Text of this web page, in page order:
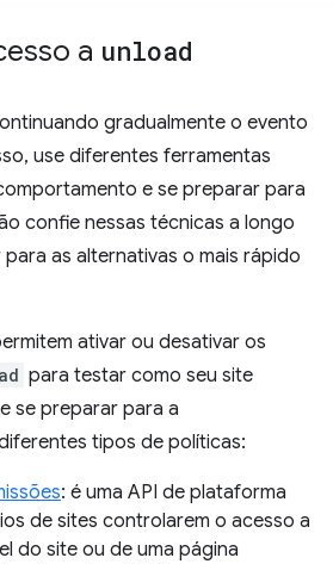
a unload
gradualmente o evento
use diferentes ferramentas
e se preparar para
confie nessas técnicas a longo
as alternativas o mais rápido
ativar ou desativar os
para testar como seu site
se preparar para a
tipos de políticas:
: é uma API de plataforma
de sites controlarem o acesso a
do site ou de uma página